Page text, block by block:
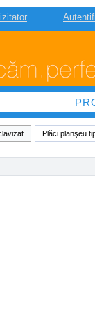
Plăci planşeu